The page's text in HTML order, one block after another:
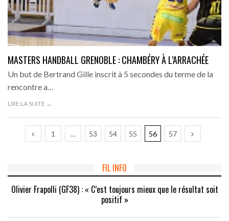
MASTERS HANDBALL GRENOBLE : CHAMBÉRY À L’ARRACHÉE
Un but de Bertrand Gille inscrit à 5 secondes du terme de la
rencontre a…
LIRE LA SUITE →
1 … 53 54 55 56 57
FIL INFO
Olivier Frapolli (GF38) : « C’est toujours mieux que le résultat soit
positif »